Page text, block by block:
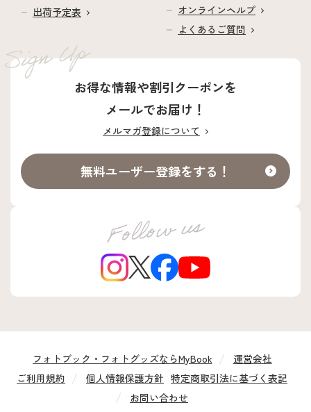
出荷予定表
オンラインヘルプ
よくあるご質問
お得な情報や割引クーポンを
メールでお届け！
メルマガ登録について
無料ユーザー登録をする！
フォトブック・フォトグッズならMyBook
運営会社
ご利用規約
個人情報保護方針 特定商取引法に基づく表記
お問い合わせ